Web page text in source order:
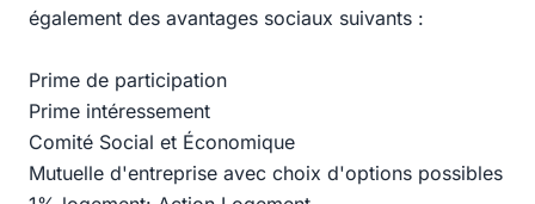
également des avantages sociaux suivants :
Prime de participation
Prime intéressement
Comité Social et Économique
Mutuelle d'entreprise avec choix d'options possibles